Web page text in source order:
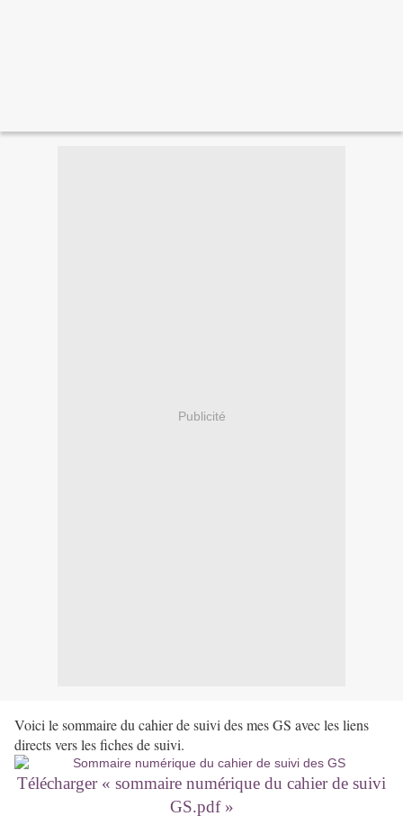
Publicité
Voici le sommaire du cahier de suivi des mes GS avec les liens
directs vers les fiches de suivi.
Télécharger « sommaire numérique du cahier de suivi
GS.pdf »